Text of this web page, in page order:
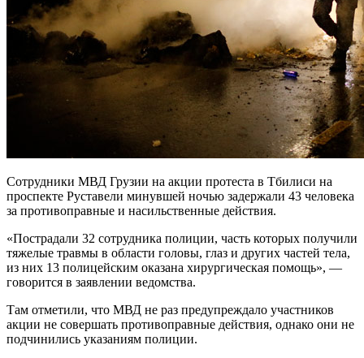
Сотрудники МВД Грузии на акции протеста в Тбилиси на
проспекте Руставели минувшей ночью задержали 43 человека
за противоправные и насильственные действия.
«Пострадали 32 сотрудника полиции, часть которых получили
тяжелые травмы в области головы, глаз и других частей тела,
из них 13 полицейским оказана хирургическая помощь», —
говорится в заявлении ведомства.
Там отметили, что МВД не раз предупреждало участников
акции не совершать противоправные действия, однако они не
подчинились указаниям полиции.